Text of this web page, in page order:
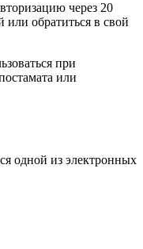
через 20
или обратиться в свой
при
или
одной из электронных